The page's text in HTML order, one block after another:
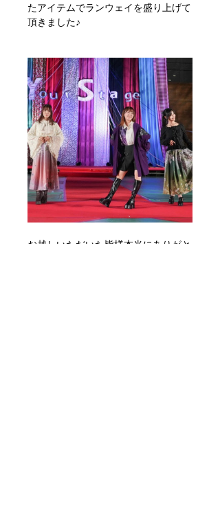
たアイテムでランウェイを盛り上げて
頂きました♪
お越しいただいた皆様本当にありがと